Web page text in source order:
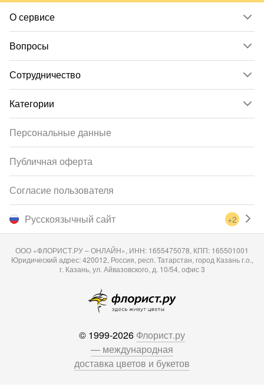
О сервисе
Вопросы
Сотрудничество
Категории
Русскоязычный сайт +2
Персональные данные
Публичная оферта
Согласие пользователя
ООО «ФЛОРИСТ.РУ – ОНЛАЙН», ИНН: 1655475078, КПП: 165501001
Юридический адрес: 420012, Россия, респ. Татарстан, город Казань г.о.,
г. Казань, ул. Айвазовского, д. 10/54, офис 3
© 1999-2026 Флорист.ру
— международная
доставка цветов и букетов